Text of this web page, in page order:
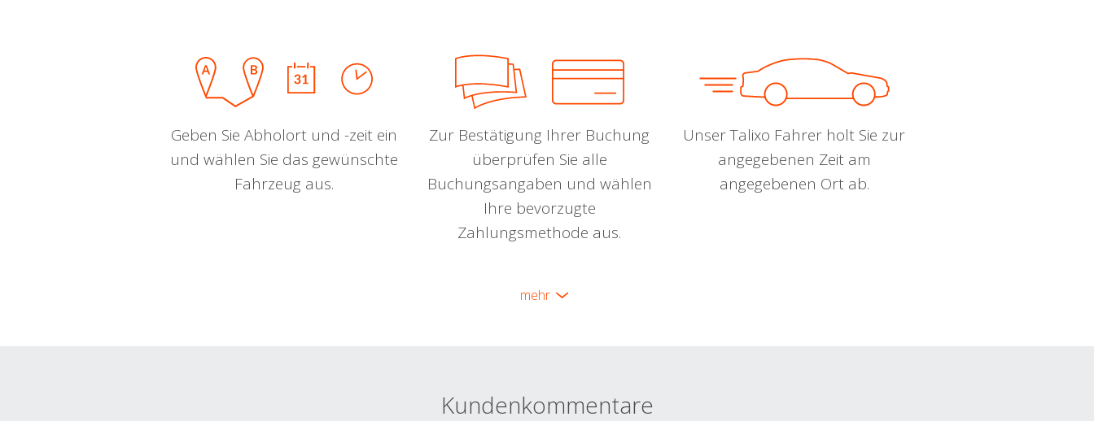
Geben Sie Abholort und -zeit ein
und wählen Sie das gewünschte
Fahrzeug aus.
Zur Bestätigung Ihrer Buchung
überprüfen Sie alle
Buchungsangaben und wählen
Ihre bevorzugte
Zahlungsmethode aus.
Unser Talixo Fahrer holt Sie zur
angegebenen Zeit am
angegebenen Ort ab.
mehr
Kundenkommentare